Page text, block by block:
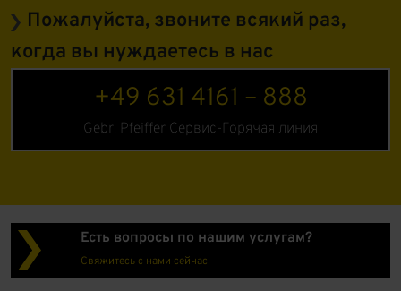
Пожалуйста, звоните всякий раз,
когда вы нуждаетесь в нас
+49 631 4161 – 888
Gebr. Pfeiffer Сервис-Горячая линия
Есть вопросы по нашим услугам?
Свяжитесь с нами сейчас